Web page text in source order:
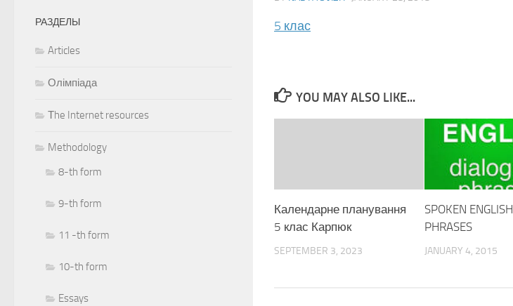
5 клас
YOU MAY ALSO LIKE...
Календарне планування
5 клас Карпюк
SEPTEMBER 3, 2023
SPOKEN ENGLISH
PHRASES
JANUARY 4, 2015
РАЗДЕЛЫ
Articles
Олімпіада
Тhe Internet resources
Methodology
8-th form
9-th form
11 -th form
10-th form
Essays